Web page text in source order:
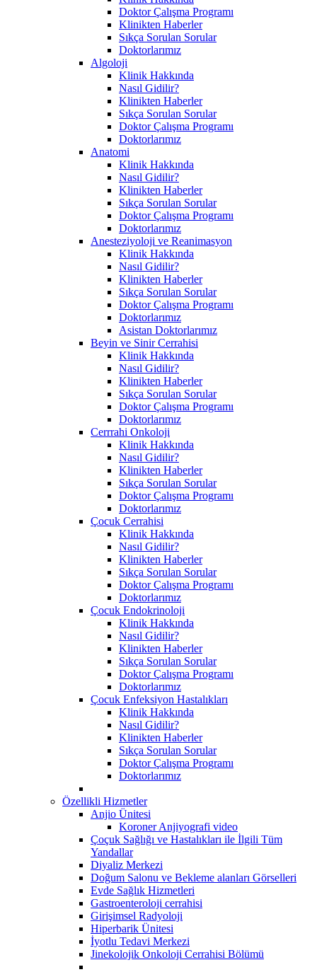
Doktor Çalışma Programı
Klinikten Haberler
Sıkça Sorulan Sorular
Doktorlarımız
Algoloji
Klinik Hakkında
Nasıl Gidilir?
Klinikten Haberler
Sıkça Sorulan Sorular
Doktor Çalışma Programı
Doktorlarımız
Anatomi
Klinik Hakkında
Nasıl Gidilir?
Klinikten Haberler
Sıkça Sorulan Sorular
Doktor Çalışma Programı
Doktorlarımız
Anesteziyoloji ve Reanimasyon
Klinik Hakkında
Nasıl Gidilir?
Klinikten Haberler
Sıkça Sorulan Sorular
Doktor Çalışma Programı
Doktorlarımız
Asistan Doktorlarımız
Beyin ve Sinir Cerrahisi
Klinik Hakkında
Nasıl Gidilir?
Klinikten Haberler
Sıkça Sorulan Sorular
Doktor Çalışma Programı
Doktorlarımız
Cerrrahi Onkoloji
Klinik Hakkında
Nasıl Gidilir?
Klinikten Haberler
Sıkça Sorulan Sorular
Doktor Çalışma Programı
Doktorlarımız
Çocuk Cerrahisi
Klinik Hakkında
Nasıl Gidilir?
Klinikten Haberler
Sıkça Sorulan Sorular
Doktor Çalışma Programı
Doktorlarımız
Çocuk Endokrinoloji
Klinik Hakkında
Nasıl Gidilir?
Klinikten Haberler
Sıkça Sorulan Sorular
Doktor Çalışma Programı
Doktorlarımız
Çocuk Enfeksiyon Hastalıkları
Klinik Hakkında
Nasıl Gidilir?
Klinikten Haberler
Sıkça Sorulan Sorular
Doktor Çalışma Programı
Doktorlarımız
Özellikli Hizmetler
Anjio Ünitesi
Koroner Anjiyografi video
Çoçuk Sağlığı ve Hastalıkları ile İlgili Tüm
Yandallar
Diyaliz Merkezi
Doğum Salonu ve Bekleme alanları Görselleri
Evde Sağlık Hizmetleri
Gastroenteroloji cerrahisi
Girişimsel Radyoloji
Hiperbarik Ünitesi
İyotlu Tedavi Merkezi
Jinekolojik Onkoloji Cerrahisi Bölümü